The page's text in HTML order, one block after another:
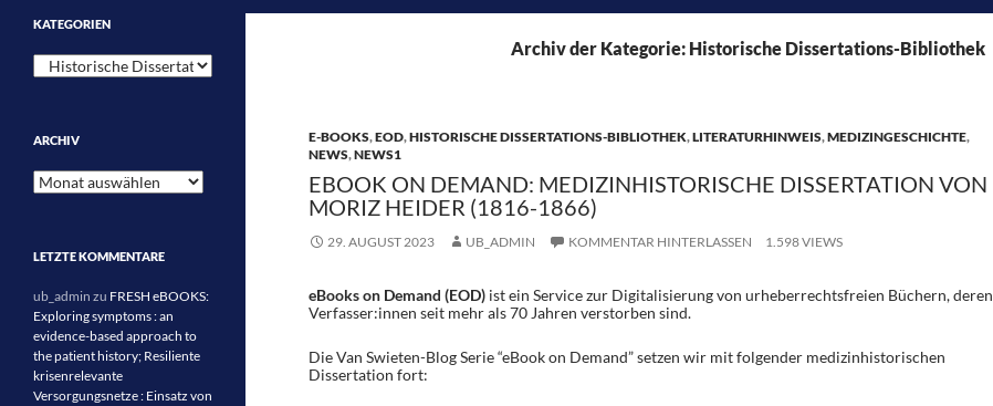
Archiv der Kategorie: Historische Dissertations-Bibliothek
E-BOOKS,EOD,HISTORISCHE DISSERTATIONS-BIBLIOTHEK,LITERATURHINWEIS,MEDIZINGESCHICHTE,
NEWS,NEWS1
EBOOK ON DEMAND: MEDIZINHISTORISCHE DISSERTATION VON
MORIZ HEIDER (1816-1866)
29. AUGUST 2023 UB_ADMIN KOMMENTAR HINTERLASSEN 1.598 VIEWS
eBooks on Demand (EOD)ist ein Service zur Digitalisierung von urheberrechtsfreien Büchern, deren
Verfasser:innen seit mehr als 70 Jahren verstorben sind.
Die Van Swieten-Blog Serie “eBook on Demand” setzen wir mit folgender medizinhistorischen
Dissertation fort:
KATEGORIEN
Kategorien
ARCHIV
Archiv
LETZTE KOMMENTARE
ub_admin zu FRESH eBOOKS:
Exploring symptoms : an
evidence-based approach to
the patient history; Resiliente
krisenrelevante
Versorgungsnetze : Einsatz von